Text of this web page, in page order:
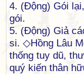
4. (Động) Gói
gói.
5. (Động) Giả
si. ◇Hồng Lâu
thống tuy dũ,
quý kiến thân